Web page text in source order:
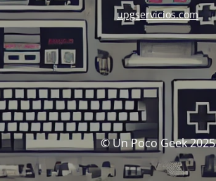
upgservicios.com
© Un Poco Geek 2025